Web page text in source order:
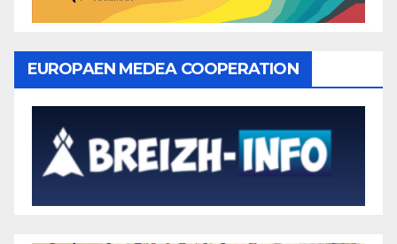
EUROPAEN MEDEA COOPERATION